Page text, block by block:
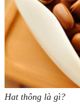
Hat thông là gì?